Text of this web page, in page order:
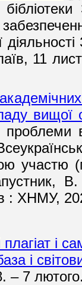
11
вищої
участю
: ХНМУ,
і
і
– 7